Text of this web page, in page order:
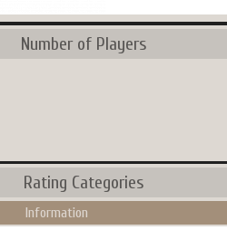
Number of Players
Rating Categories
Information